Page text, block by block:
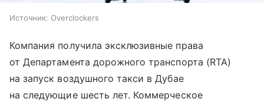
Источник: Overclockers
Компания получила эксклюзивные права
от Департамента дорожного транспорта (RTA)
на запуск воздушного такси в Дубае
на следующие шесть лет. Коммерческое